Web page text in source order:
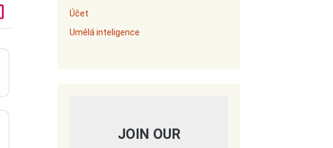
Účet
Umělá inteligence
JOIN OUR